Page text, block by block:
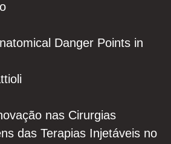
Danger Points in
nas Cirurgias
das Terapias Injetáveis no